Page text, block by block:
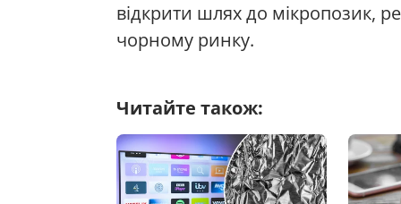
відкрити шлях до мікропозик,
чорному ринку.
Читайте також: